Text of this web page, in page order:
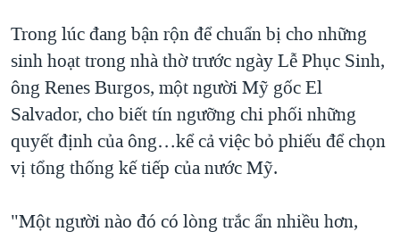
Trong lúc đang bận rộn để chuẩn bị cho những
sinh hoạt trong nhà thờ trước ngày Lễ Phục Sinh,
ông Renes Burgos, một người Mỹ gốc El
Salvador, cho biết tín ngưỡng chi phối những
quyết định của ông…kể cả việc bỏ phiếu để chọn
vị tổng thống kế tiếp của nước Mỹ.
"Một người nào đó có lòng trắc ẩn nhiều hơn,